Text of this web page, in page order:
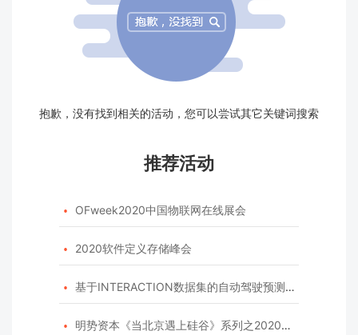
抱歉，没有找到相关的活动，您可以尝试其它关键词搜索
推荐活动
 OFweek2020中国物联网在线展会
 2020软件定义存储峰会
 基于INTERACTION数据集的自动驾驶预测模型挑战赛
 明势资本《当北京遇上硅谷》系列之2020年度开源峰会